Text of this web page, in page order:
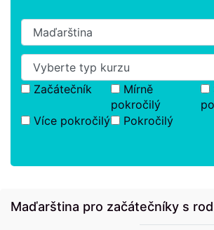
Začátečník
Mírně
pokročilý
Více pokročilý
Pokročilý
Maďarština pro začátečníky s